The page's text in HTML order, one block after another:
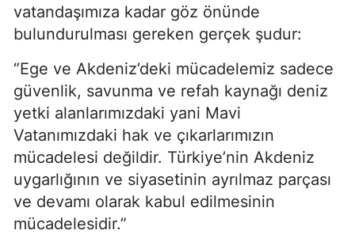
vatandaşımıza kadar göz önünde
bulundurulması gereken gerçek şudur:
“Ege ve Akdeniz’deki mücadelemiz sadece
güvenlik, savunma ve refah kaynağı deniz
yetki alanlarımızdaki yani Mavi
Vatanımızdaki hak ve çıkarlarımızın
mücadelesi değildir. Türkiye’nin Akdeniz
uygarlığının ve siyasetinin ayrılmaz parçası
ve devamı olarak kabul edilmesinin
mücadelesidir.”